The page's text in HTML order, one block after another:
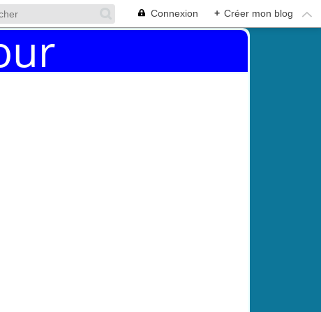
Connexion + Créer mon blog